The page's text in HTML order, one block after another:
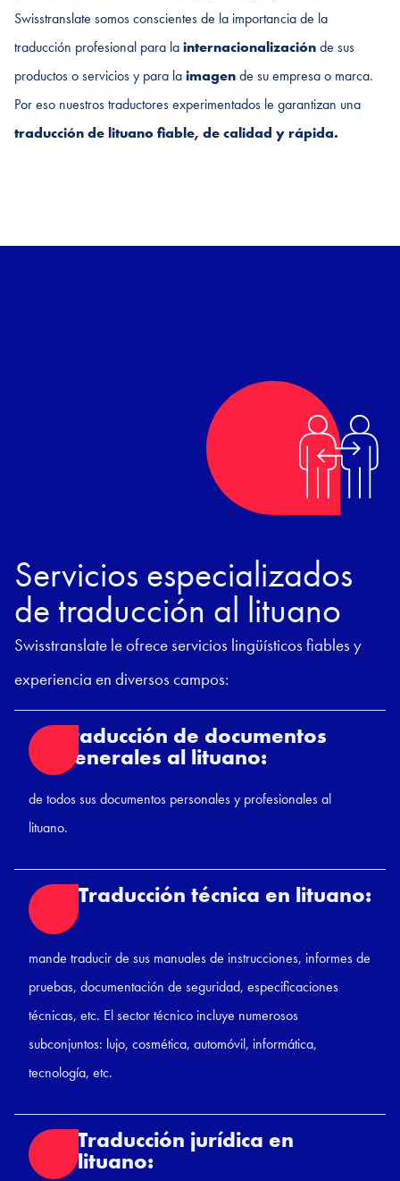
Swisstranslate somos conscientes de la importancia de la
traducción profesional para lainternacionalizaciónde sus
productos o servicios y para laimagende su empresa o marca.
Por eso nuestros traductores experimentados le garantizan una
traducción de lituano fiable, de calidad y rápida.
Servicios especializados
de traducción al lituano
Swisstranslate le ofrece servicios lingüísticos fiables y
experiencia en diversos campos:
Traducción de documentos
generales al lituano:
de todos sus documentos personales y profesionales al
lituano.
Traducción técnica en lituano:
mande traducir de sus manuales de instrucciones, informes de
pruebas, documentación de seguridad, especificaciones
técnicas, etc. El sector técnico incluye numerosos
subconjuntos: lujo, cosmética, automóvil, informática,
tecnología, etc.
Traducción jurídica en
lituano: